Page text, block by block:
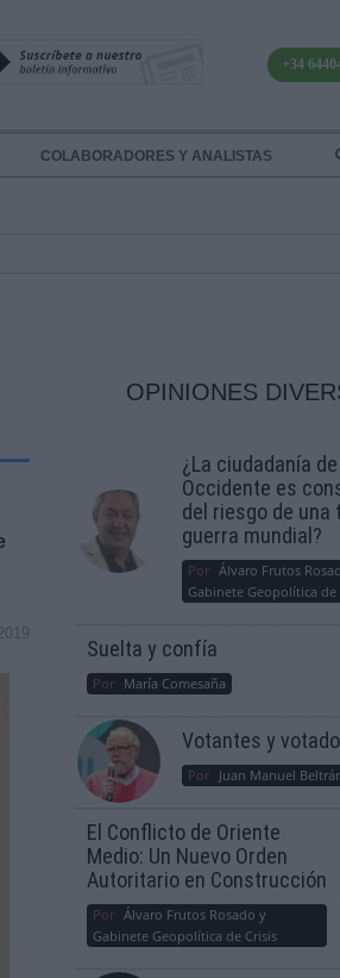
+34
COLABORADORES Y ANALISTAS
OPINIONES
¿La ciudadanía de
Occidente es
del riesgo de una
guerra mundial?
Por Álvaro Frutos
Gabinete Geopolítica de
Suelta y confía
Por María Comesaña
Votantes y
Por Juan Manuel
El Conflicto de Oriente
Medio: Un Nuevo Orden
Autoritario en Construcción
Por Álvaro Frutos Rosado y
Gabinete Geopolítica de Crisis